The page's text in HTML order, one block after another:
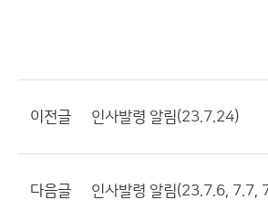
이전글 인사발령 알림(23.7.24)
다음글 인사발령 알림(23.7.6, 7.7,